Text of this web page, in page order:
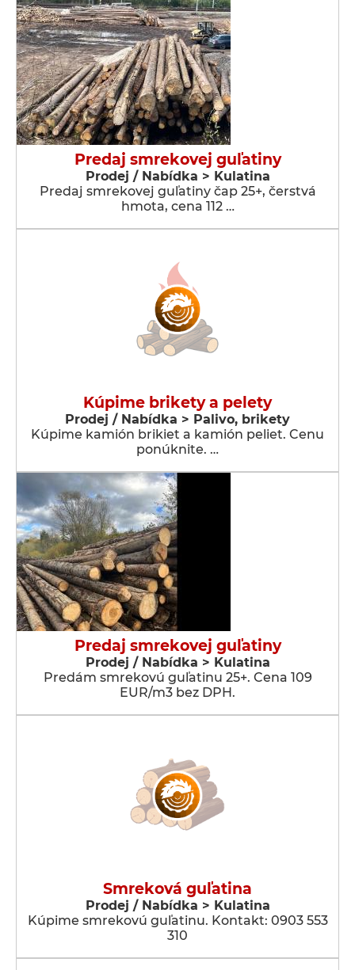
Predaj smrekovej guľatiny
Prodej / Nabídka > Kulatina
Predaj smrekovej guľatiny čap 25+, čerstvá
hmota, cena 112 …
Kúpime brikety a pelety
Prodej / Nabídka > Palivo, brikety
Kúpime kamión brikiet a kamión peliet. Cenu
ponúknite. …
Predaj smrekovej guľatiny
Prodej / Nabídka > Kulatina
Predám smrekovú guľatinu 25+. Cena 109
EUR/m3 bez DPH.
Smreková guľatina
Prodej / Nabídka > Kulatina
Kúpime smrekovú guľatinu. Kontakt: 0903 553
310